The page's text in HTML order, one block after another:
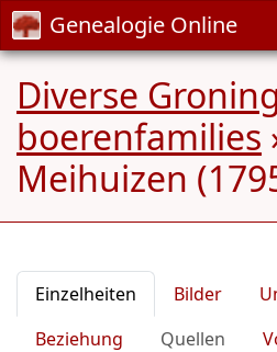
Genealogie Online
Diverse
boerenfamilies
Meihuizen
Einzelheiten Bilder
Beziehung
Quellen